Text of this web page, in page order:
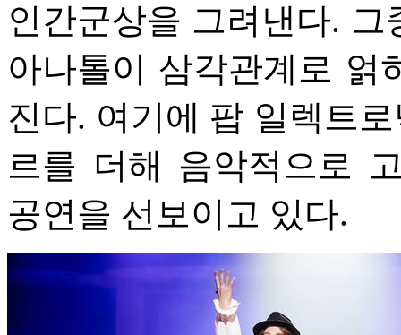
인간군상을 그려낸다.
아나톨이 삼각관계로 얽
진다. 여기에 팝 일렉트
르를 더해 음악적으로
공연을 선보이고 있다.